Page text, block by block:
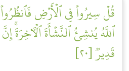
قُلۡ سِيرُواْ فِي ٱلۡأَرۡضِ
ٱللَّهُ يُنشِئُ ٱلنَّشۡأَةَ ٱلۡأٓخِرَةَۚ
قَدِيرٞ [٢٠]